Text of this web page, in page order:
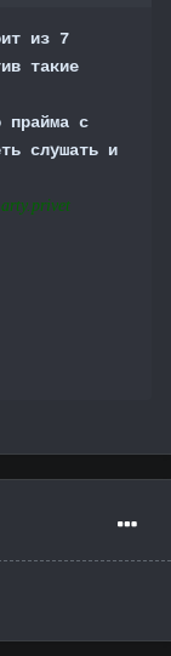
из 7
такие
прайма с
слушать и
arty.privet